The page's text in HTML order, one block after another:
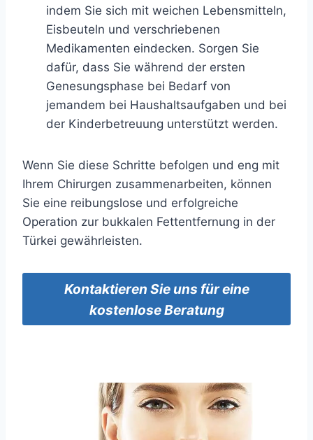
indem Sie sich mit weichen Lebensmitteln,
Eisbeuteln und verschriebenen
Medikamenten eindecken. Sorgen Sie
dafür, dass Sie während der ersten
Genesungsphase bei Bedarf von
jemandem bei Haushaltsaufgaben und bei
der Kinderbetreuung unterstützt werden.
Wenn Sie diese Schritte befolgen und eng mit
Ihrem Chirurgen zusammenarbeiten, können
Sie eine reibungslose und erfolgreiche
Operation zur bukkalen Fettentfernung in der
Türkei gewährleisten.
Kontaktieren Sie uns für eine
kostenlose Beratung